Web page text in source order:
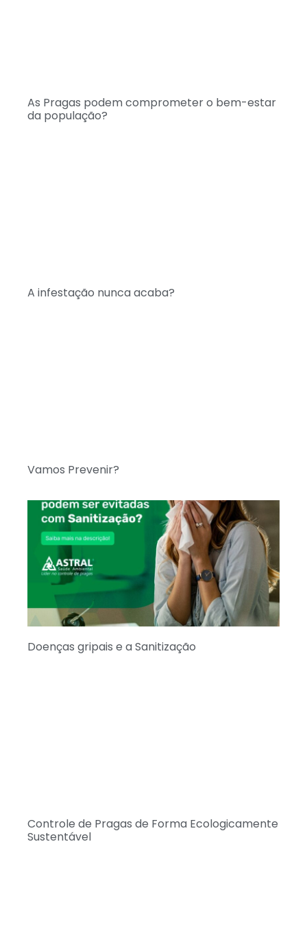
As Pragas podem comprometer o bem-estar
da população?
A infestação nunca acaba?
Vamos Prevenir?
Doenças gripais e a Sanitização
Controle de Pragas de Forma Ecologicamente
Sustentável